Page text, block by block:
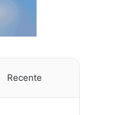
Recente